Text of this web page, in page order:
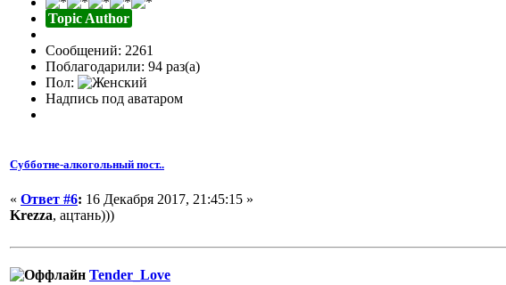
Topic Author
Сообщений: 2261
Поблагодарили: 94 раз(а)
Пол:
Надпись под аватаром
Субботне-алкогольный пост..
« Ответ #6: 16 Декабря 2017, 21:45:15 »
Krezza, ацтань)))
Tender_Love